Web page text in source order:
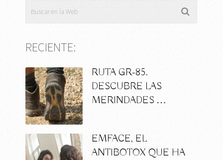
RECIENTE:
RUTA GR-85.
DESCUBRE LAS
MERINDADES …
EMFACE, EL
ANTIBOTOX QUE HA